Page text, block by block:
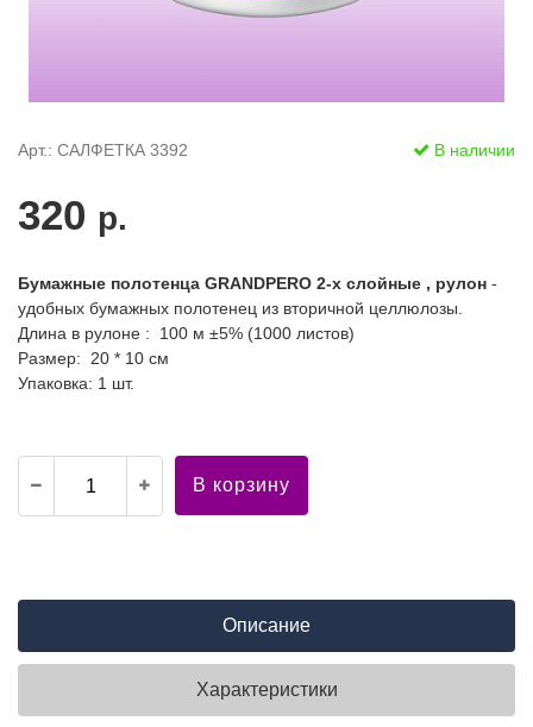
Арт.: САЛФЕТКА 3392 В наличии
320 р.
Бумажные полотенца GRANDPERO 2-х слойные , рулон -
удобных бумажных полотенец из вторичной целлюлозы.
Длина в рулоне : 100 м ±5% (1000 листов)
Размер: 20 * 10 см
Упаковка: 1 шт.
В корзину
Описание
Характеристики